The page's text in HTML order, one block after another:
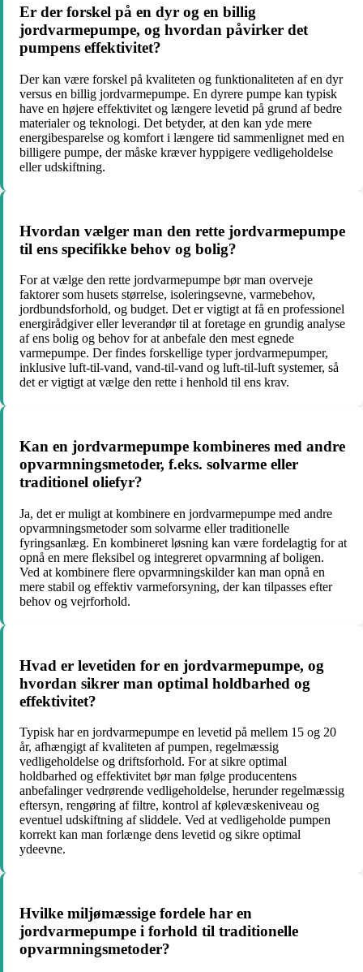
Er der forskel på en dyr og en billig
jordvarmepumpe, og hvordan påvirker det
pumpens effektivitet?
Der kan være forskel på kvaliteten og funktionaliteten af en dyr
versus en billig jordvarmepumpe. En dyrere pumpe kan typisk
have en højere effektivitet og længere levetid på grund af bedre
materialer og teknologi. Det betyder, at den kan yde mere
energibesparelse og komfort i længere tid sammenlignet med en
billigere pumpe, der måske kræver hyppigere vedligeholdelse
eller udskiftning.
Hvordan vælger man den rette jordvarmepumpe
til ens specifikke behov og bolig?
For at vælge den rette jordvarmepumpe bør man overveje
faktorer som husets størrelse, isoleringsevne, varmebehov,
jordbundsforhold, og budget. Det er vigtigt at få en professionel
energirådgiver eller leverandør til at foretage en grundig analyse
af ens bolig og behov for at anbefale den mest egnede
varmepumpe. Der findes forskellige typer jordvarmepumper,
inklusive luft-til-vand, vand-til-vand og luft-til-luft systemer, så
det er vigtigt at vælge den rette i henhold til ens krav.
Kan en jordvarmepumpe kombineres med andre
opvarmningsmetoder, f.eks. solvarme eller
traditionel oliefyr?
Ja, det er muligt at kombinere en jordvarmepumpe med andre
opvarmningsmetoder som solvarme eller traditionelle
fyringsanlæg. En kombineret løsning kan være fordelagtig for at
opnå en mere fleksibel og integreret opvarmning af boligen.
Ved at kombinere flere opvarmningskilder kan man opnå en
mere stabil og effektiv varmeforsyning, der kan tilpasses efter
behov og vejrforhold.
Hvad er levetiden for en jordvarmepumpe, og
hvordan sikrer man optimal holdbarhed og
effektivitet?
Typisk har en jordvarmepumpe en levetid på mellem 15 og 20
år, afhængigt af kvaliteten af pumpen, regelmæssig
vedligeholdelse og driftsforhold. For at sikre optimal
holdbarhed og effektivitet bør man følge producentens
anbefalinger vedrørende vedligeholdelse, herunder regelmæssig
eftersyn, rengøring af filtre, kontrol af kølevæskeniveau og
eventuel udskiftning af sliddele. Ved at vedligeholde pumpen
korrekt kan man forlænge dens levetid og sikre optimal
ydeevne.
Hvilke miljømæssige fordele har en
jordvarmepumpe i forhold til traditionelle
opvarmningsmetoder?